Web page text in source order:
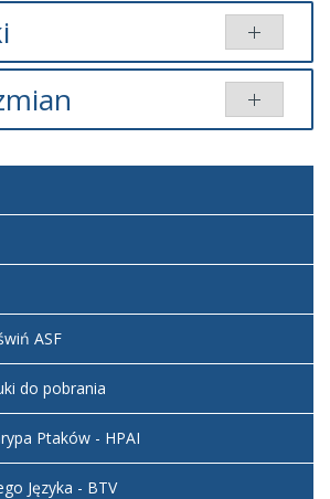
Typ
Dodany
KB
BIP
poniedziałek,
Administrator
ASF
do pobrania
Ptaków - HPAI
Języka - BTV